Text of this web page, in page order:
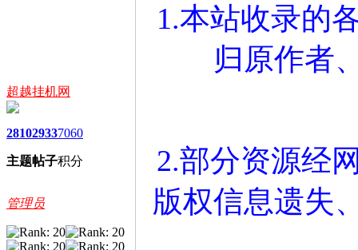
超越挂机网
2810
主题
2933
帖子
7060
积分
管理员
1.本站收录的
归原作者
2.部分资源经
版权信息遗失